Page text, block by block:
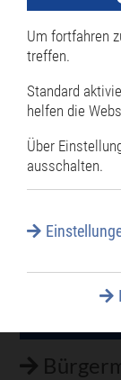
Stelle an
Stadt und
W.
Um fortfahren
treffen.
Standard
helfen die
Über
ausschalten.